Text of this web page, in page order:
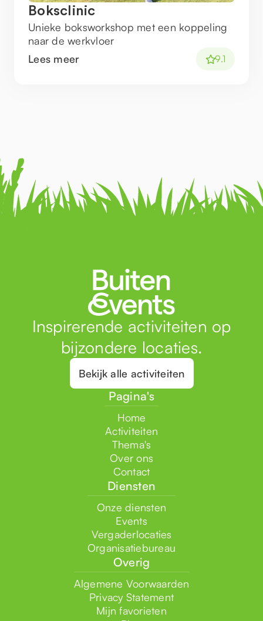
Boksclinic
Unieke boksworkshop met een koppeling
naar de werkvloer
Lees meer
9.1
Inspirerende activiteiten op
bijzondere locaties.
Bekijk alle activiteiten
Pagina's
Home
Activiteiten
Thema's
Over ons
Contact
Diensten
Onze diensten
Events
Vergaderlocaties
Organisatiebureau
Overig
Algemene Voorwaarden
Privacy Statement
Mijn favorieten